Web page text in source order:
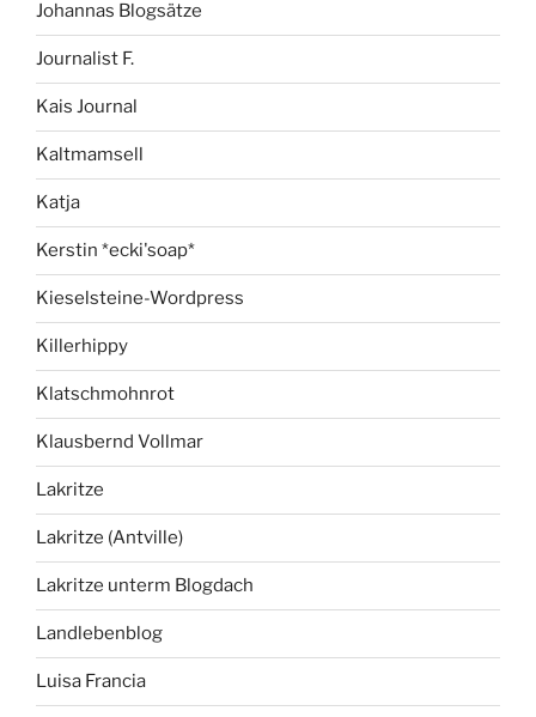
Johannas Blogsätze
Journalist F.
Kais Journal
Kaltmamsell
Katja
Kerstin *ecki'soap*
Kieselsteine-Wordpress
Killerhippy
Klatschmohnrot
Klausbernd Vollmar
Lakritze
Lakritze (Antville)
Lakritze unterm Blogdach
Landlebenblog
Luisa Francia